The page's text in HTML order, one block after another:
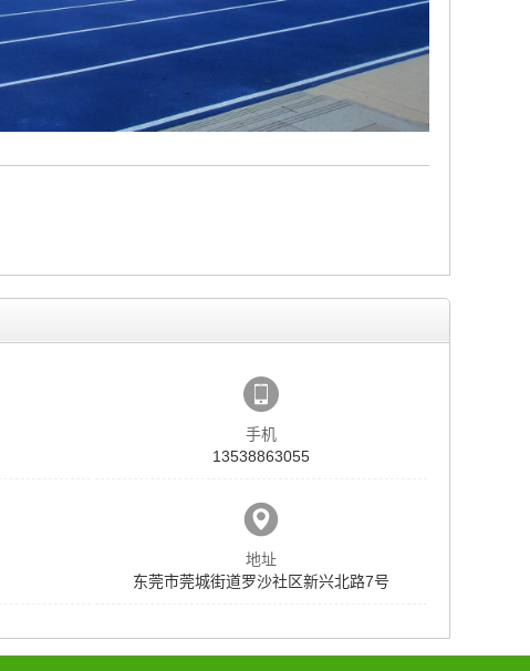
手机
13538863055
地址
东莞市莞城街道罗沙社区新兴北路7号